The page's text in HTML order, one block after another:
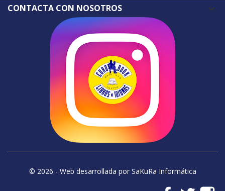
CONTACTA CON NOSOTROS
© 2026 - Web desarrollada por SaKuRa Informática